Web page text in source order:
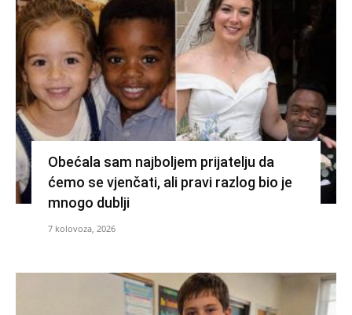
Obećala sam najboljem prijatelju da
ćemo se vjenčati, ali pravi razlog bio je
mnogo dublji
7 kolovoza, 2026